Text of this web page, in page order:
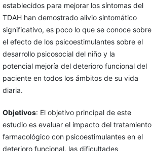
establecidos para mejorar los síntomas del
TDAH han demostrado alivio sintomático
significativo, es poco lo que se conoce sobre
el efecto de los psicoestimulantes sobre el
desarrollo psicosocial del niño y la
potencial mejoría del deterioro funcional del
paciente en todos los ámbitos de su vida
diaria.
Objetivos: El objetivo principal de este
estudio es evaluar el impacto del tratamiento
farmacológico con psicoestimulantes en el
deterioro funcional, las dificultades